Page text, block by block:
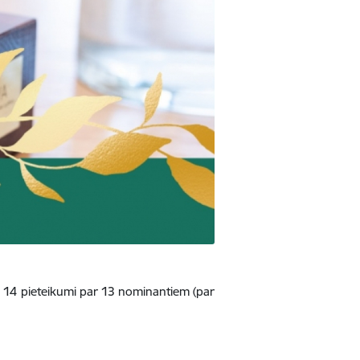
pieteikumi par 13 nominantiem (par